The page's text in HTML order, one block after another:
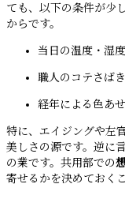
ても、以下の条件が少
からです。
当日の温度・湿度
職人のコテさば
経年による色あ
特に、エイジングや左
美しさの源です。逆に
の業です。共用部での
寄せるかを決めておく